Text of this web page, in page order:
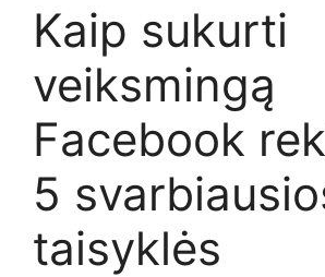
Kaip sukurti
veiksmingą
Facebook
5
taisyklės